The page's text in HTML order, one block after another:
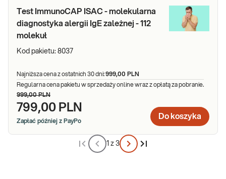
Test ImmunoCAP ISAC - molekularna
diagnostyka alergii IgE zależnej - 112
molekuł
Kod pakietu: 8037
Najniższa cena z ostatnich 30 dni:999,00 PLN
Regularna cena pakietu w sprzedaży online wraz z opłatą za pobranie.
999,00 PLN
799,00 PLN
Zapłać później z PayPo
Do koszyka
1 z 3